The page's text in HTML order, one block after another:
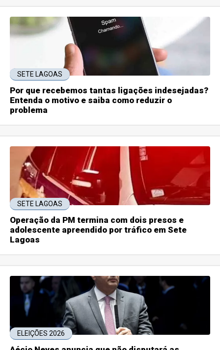
SETE LAGOAS
Por que recebemos tantas ligações indesejadas?
Entenda o motivo e saiba como reduzir o
problema
SETE LAGOAS
Operação da PM termina com dois presos e
adolescente apreendido por tráfico em Sete
Lagoas
ELEIÇÕES 2026